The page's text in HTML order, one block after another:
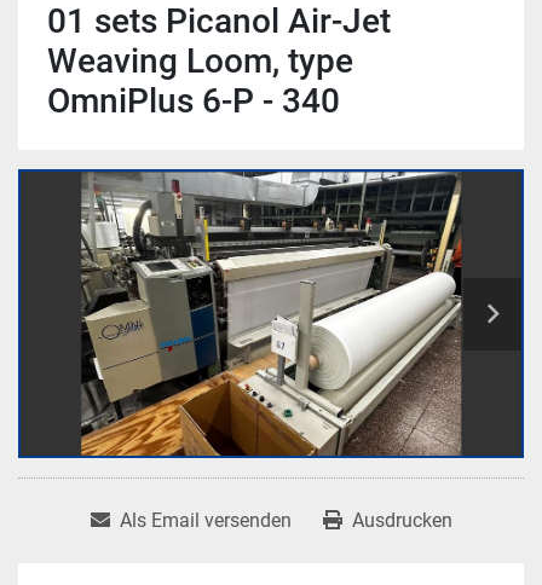
01 sets Picanol Air-Jet
Weaving Loom, type
OmniPlus 6-P - 340
Als Email versenden Ausdrucken